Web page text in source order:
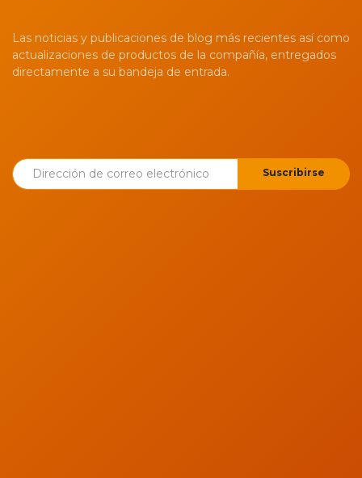
Las noticias y publicaciones de blog más recientes así como
actualizaciones de productos de la compañía, entregados
directamente a su bandeja de entrada.
Suscribirse